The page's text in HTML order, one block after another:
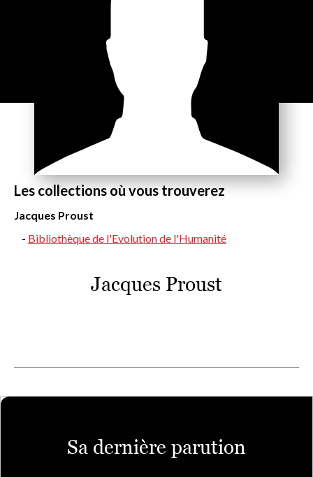
Les collections où vous trouverez
Jacques Proust
Bibliothèque de l'Evolution de l'Humanité
Jacques Proust
Sa dernière parution